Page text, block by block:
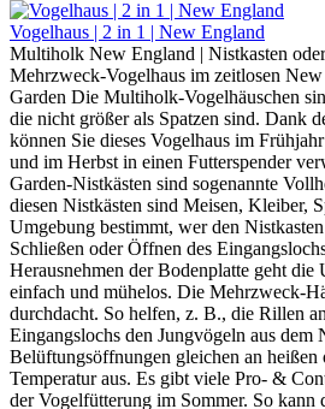
Vogelhaus | 2 in 1 | New England
Multiholk New England | Nistkasten
Mehrzweck-Vogelhaus im zeitlosen
Garden Die Multiholk-Vogelhäuschen
die nicht größer als Spatzen sind. Dank
können Sie dieses Vogelhaus im
und im Herbst in einen Futterspender
Garden-Nistkästen sind sogenannte
diesen Nistkästen sind Meisen, Kleiber,
Umgebung bestimmt, wer den
Schließen oder Öffnen des
Herausnehmen der Bodenplatte geht die
einfach und mühelos. Die Mehrzweck-
durchdacht. So helfen, z. B., die Rillen
Eingangslochs den Jungvögeln aus dem
Belüftungsöffnungen gleichen an heißen
Temperatur aus. Es gibt viele Pro- &
der Vogelfütterung im Sommer. So kann